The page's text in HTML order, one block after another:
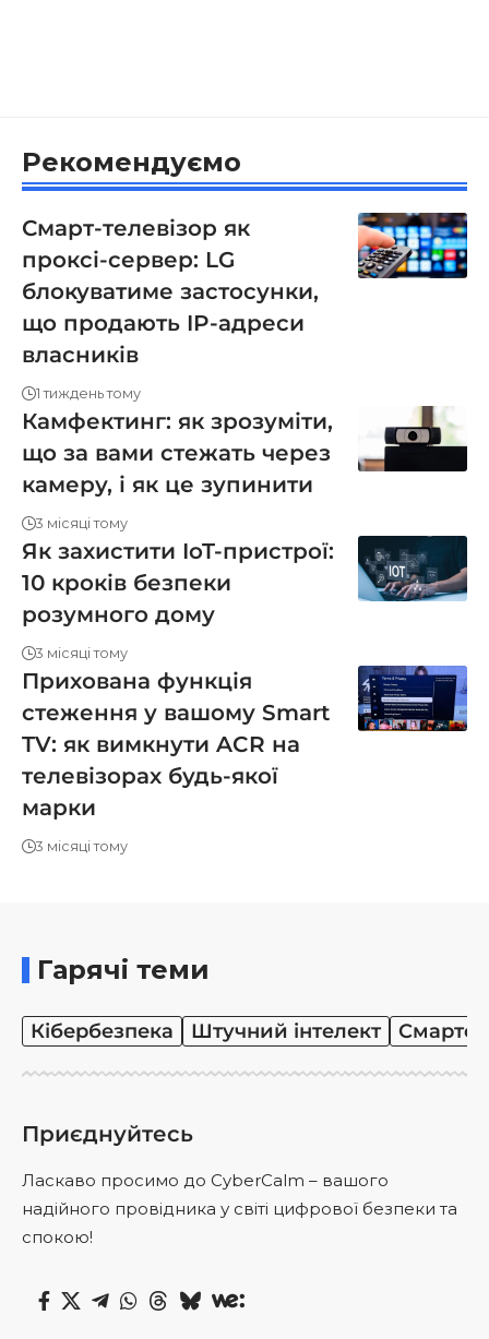
Рекомендуємо
Смарт-телевізор як
проксі-сервер: LG
блокуватиме застосунки,
що продають IP-адреси
власників
1 тиждень тому
Камфектинг: як зрозуміти,
що за вами стежать через
камеру, і як це зупинити
3 місяці тому
Як захистити IoT-пристрої:
10 кроків безпеки
розумного дому
3 місяці тому
Прихована функція
стеження у вашому Smart
TV: як вимкнути ACR на
телевізорах будь-якої
марки
3 місяці тому
Гарячі теми
Кібербезпека Штучний інтелект
Приєднуйтесь
Ласкаво просимо до CyberCalm – вашого
надійного провідника у світі цифрової безпеки та
спокою!